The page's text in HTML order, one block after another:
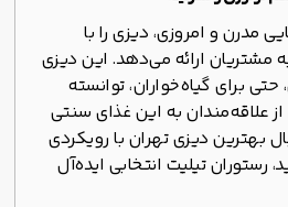
مدرن و امروزی، دیزی را با
مشتریان ارائه می‌دهد. این دیزی
حتی برای گیاه‌خواران، توانسته
علاقه‌مندان به این غذای سنتی
بهترین دیزی تهران با رویکردی
رستوران تیلیت انتخابی ایده‌آل